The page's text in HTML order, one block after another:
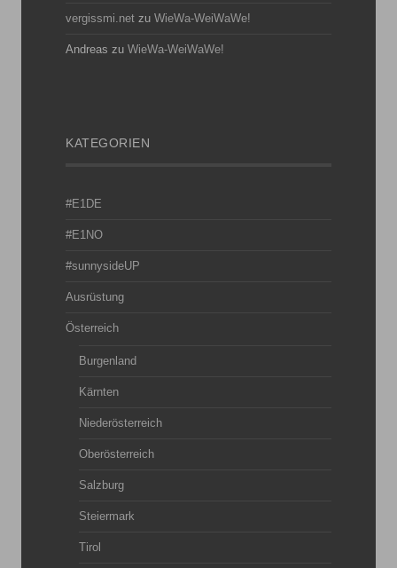
vergissmi.net zu WieWa-WeiWaWe!
Andreas zu WieWa-WeiWaWe!
KATEGORIEN
#E1DE
#E1NO
#sunnysideUP
Ausrüstung
Österreich
Burgenland
Kärnten
Niederösterreich
Oberösterreich
Salzburg
Steiermark
Tirol